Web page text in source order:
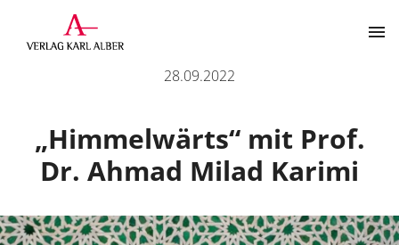
Kontakt
„Himmelwärts“ mit Prof. Dr. Ahmad Milad Karimi
28.09.2022
„Himmelwärts“ mit Prof.
Dr. Ahmad Milad Karimi